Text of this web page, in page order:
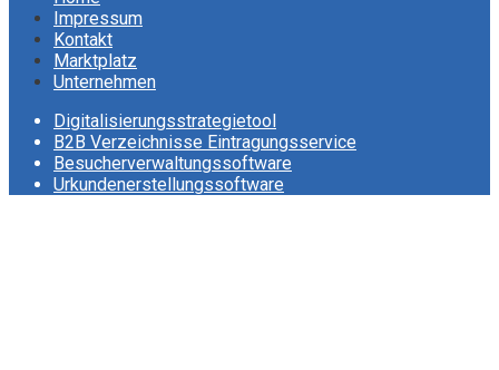
Impressum
Kontakt
Marktplatz
Unternehmen
Digitalisierungsstrategietool
B2B Verzeichnisse Eintragungsservice
Besucherverwaltungssoftware
Urkundenerstellungssoftware